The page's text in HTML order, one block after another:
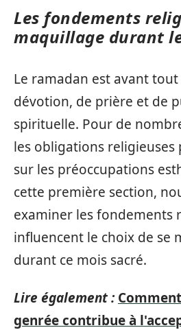
Les fondements
maquillage durant
Le ramadan est avant
dévotion, de prière et de
spirituelle. Pour de
les obligations religieuses
sur les préoccupations
cette première section,
examiner les fondements
influencent le choix de se
durant ce mois sacré.
Lire également :
genrée contribue à